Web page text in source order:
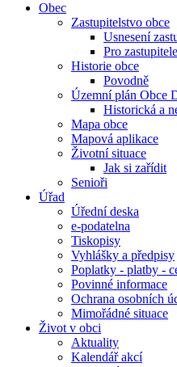
Obec
Zastupitelstvo obce
Usnesení
Pro zastupitele
Historie obce
Povodně
Územní plán Obce
Historická a
Mapa obce
Mapová aplikace
Životní situace
Jak si zařídit
Senioři
Úřad
Úřední deska
e-podatelna
Tiskopisy
Vyhlášky a předpisy
Poplatky - platby -
Povinné informace
Ochrana osobních
Mimořádné situace
Život v obci
Aktuality
Kalendář akcí